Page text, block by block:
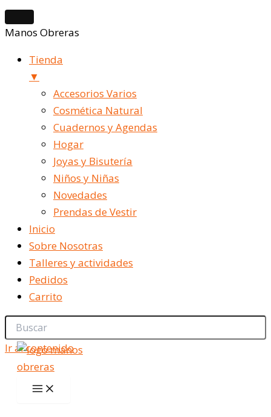
Manos Obreras
Tienda
▼
Accesorios Varios
Cosmética Natural
Cuadernos y Agendas
Hogar
Joyas y Bisutería
Niños y Niñas
Novedades
Prendas de Vestir
Inicio
Sobre Nosotras
Talleres y actividades
Pedidos
Carrito
Ir al contenido